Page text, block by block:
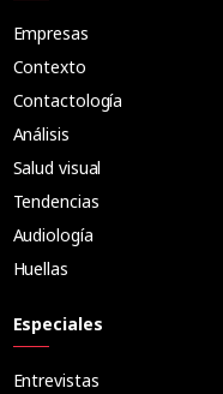
Empresas
Contexto
Contactología
Análisis
Salud visual
Tendencias
Audiología
Huellas
Especiales
Entrevistas